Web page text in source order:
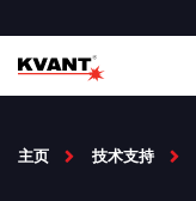
主页 技术支持